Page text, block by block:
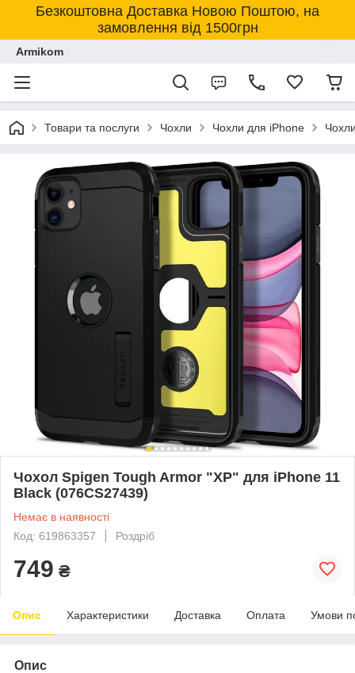
Безкоштовна Доставка Новою Поштою, на
замовлення від 1500грн
Armikom
Товари та послуги Чохли Чохли для iPhone
Чохол Spigen Tough Armor "XP" для iPhone 11
Black (076CS27439)
Немає в наявності
Код: 619863357
Роздріб
749 ₴
Опис Характеристики Доставка Оплата Умови
Опис